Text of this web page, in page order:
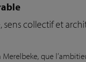
collectif et
Merelbeke, que